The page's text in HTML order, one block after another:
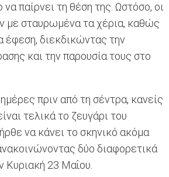
παίρνει τη θέση της. Ωστόσο, οι
με σταυρωμένα τα χέρια, καθώς
έφεση, διεκδικώντας την
και την παρουσία τους στο
πριν από τη σέντρα, κανείς
τελικά το ζευγάρι του
να κάνει το σκηνικό ακόμα
δύο διαφορετικά
Κυριακή 23 Μαΐου.